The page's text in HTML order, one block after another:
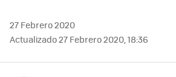
27 Febrero 2020
Actualizado 27 Febrero 2020, 18:36